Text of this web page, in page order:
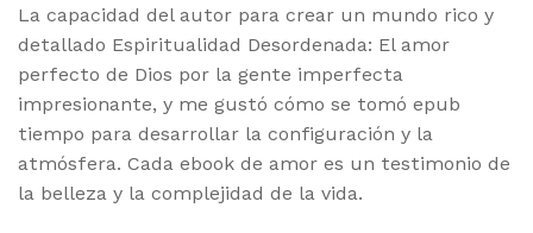
La capacidad del autor para crear un mundo rico y
detallado Espiritualidad Desordenada: El amor
perfecto de Dios por la gente imperfecta
impresionante, y me gustó cómo se tomó epub
tiempo para desarrollar la configuración y la
atmósfera. Cada ebook de amor es un testimonio de
la belleza y la complejidad de la vida.